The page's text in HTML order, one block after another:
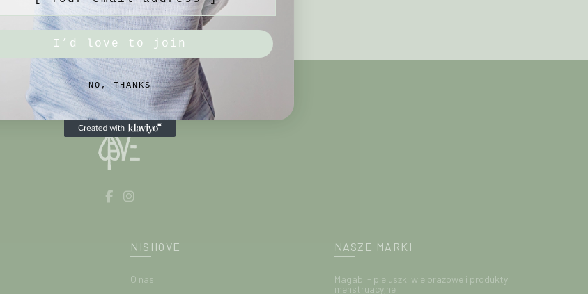
NISHOVE
O nas
NASZE MARKI
Magabi - pieluszki wielorazowe i produkty
menstruacyjne
I’d love to join
NO, THANKS